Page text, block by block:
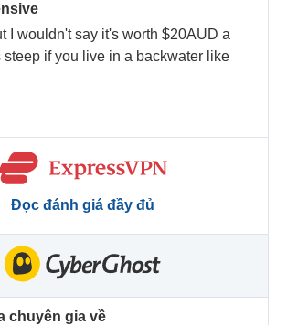
I wouldn't say it's worth $20AUD a
steep if you live in a backwater like
Đọc đánh giá đầy đủ
chuyên gia về